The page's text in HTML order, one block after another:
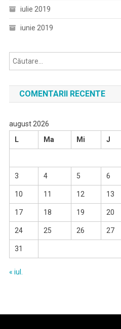
iulie 2019
iunie 2019
COMENTARII RECENTE
august 2026
L
Ma Mi J
3 4 5 6
10 11 12 13
17 18 19 20
24 25 26 27
31
« iul.